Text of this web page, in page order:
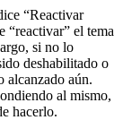
“Reactivar
“reactivar” el tema
si no lo
deshabilitado o
alcanzado aún.
al mismo,
hacerlo.